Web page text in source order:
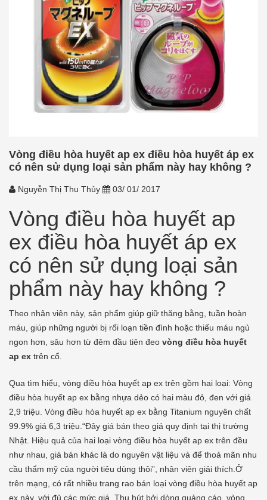
Vòng điều hòa huyết ap ex điều hòa huyết áp ex
có nên sử dụng loại sản phẩm này hay không ?
Nguyễn Thị Thu Thủy 03/ 01/ 2017
Vòng điều hòa huyết ap
ex điều hòa huyết áp ex
có nên sử dụng loại sản
phẩm này hay không ?
Theo nhân viên này, sản phẩm giúp giữ thăng bằng, tuần hoàn
máu, giúp những người bị rối loạn tiền đình hoặc thiếu máu ngủ
ngon hơn, sâu hơn từ đêm đầu tiên đeo vòng điều hòa huyết
ap ex trên cổ.
Qua tìm hiểu, vòng điều hòa huyết ap ex trên gồm hai loại: Vòng
điều hòa huyết ap ex bằng nhựa dẻo có hai màu đỏ, đen với giá
2,9 triệu. Vòng điều hòa huyết ap ex bằng Titanium nguyên chất
99.9% giá 6,3 triệu.“Đây giá bán theo giá quy định tại thị trường
Nhật. Hiệu quả của hai loại vòng điều hòa huyết ap ex trên đều
như nhau, giá bán khác là do nguyên vật liệu và để thoả mãn nhu
cầu thẩm mỹ của người tiêu dùng thôi”, nhân viên giải thích.Ở
trên mạng, có rất nhiều trang rao bán loại vòng điều hòa huyết ap
ex này, với đủ các mức giá. Thu hút bởi dòng quảng cáo, vòng